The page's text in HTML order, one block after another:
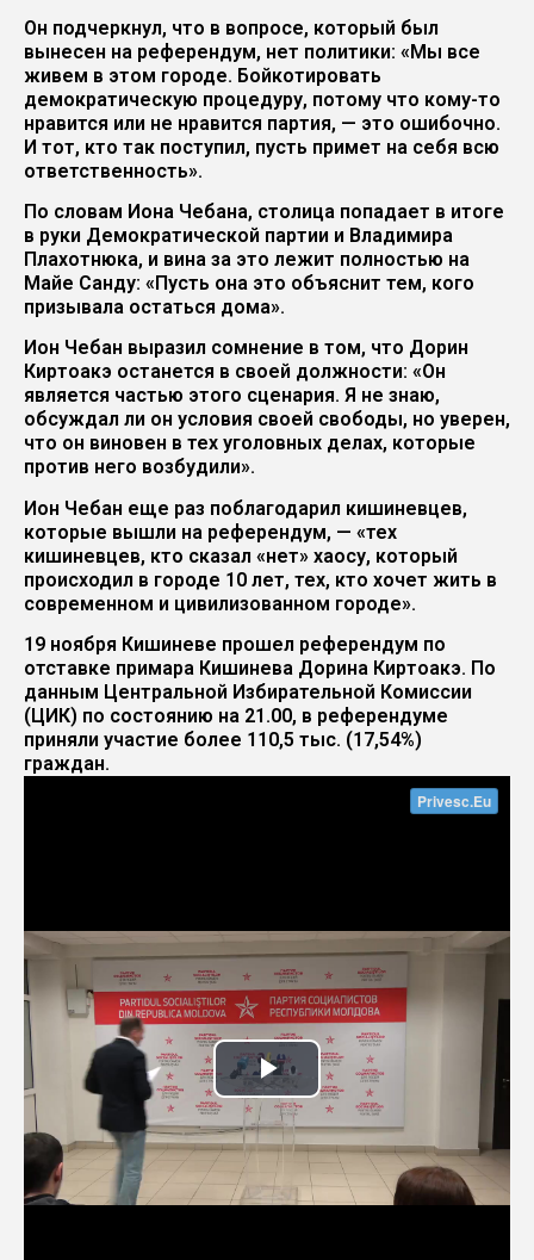
Он подчеркнул, что в вопросе, который был
вынесен на референдум, нет политики: «Мы все
живем в этом городе. Бойкотировать
демократическую процедуру, потому что кому-то
нравится или не нравится партия, — это ошибочно.
И тот, кто так поступил, пусть примет на себя всю
ответственность».
По словам Иона Чебана, столица попадает в итоге
в руки Демократической партии и Владимира
Плахотнюка, и вина за это лежит полностью на
Майе Санду: «Пусть она это объяснит тем, кого
призывала остаться дома».
Ион Чебан выразил сомнение в том, что Дорин
Киртоакэ останется в своей должности: «Он
является частью этого сценария. Я не знаю,
обсуждал ли он условия своей свободы, но уверен,
что он виновен в тех уголовных делах, которые
против него возбудили».
Ион Чебан еще раз поблагодарил кишиневцев,
которые вышли на референдум, — «тех
кишиневцев, кто сказал «нет» хаосу, который
происходил в городе 10 лет, тех, кто хочет жить в
современном и цивилизованном городе».
19 ноября Кишиневе прошел референдум по
отставке примара Кишинева Дорина Киртоакэ. По
данным Центральной Избирательной Комиссии
(ЦИК) по состоянию на 21.00, в референдуме
приняли участие более 110,5 тыс. (17,54%)
граждан.